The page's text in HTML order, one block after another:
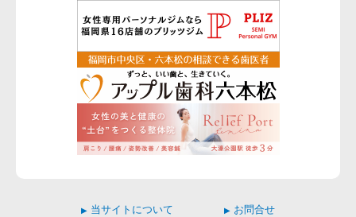
▶ 当サイトについて ▶ お問合せ